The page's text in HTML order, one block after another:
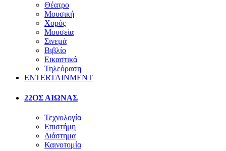
Θέατρο
Μουσική
Χορός
Μουσεία
Σινεμά
Βιβλίο
Εικαστικά
Τηλεόραση
ENTERTAINMENT
22ΟΣ ΑΙΩΝΑΣ
Τεχνολογία
Επιστήμη
Διάστημα
Καινοτομία